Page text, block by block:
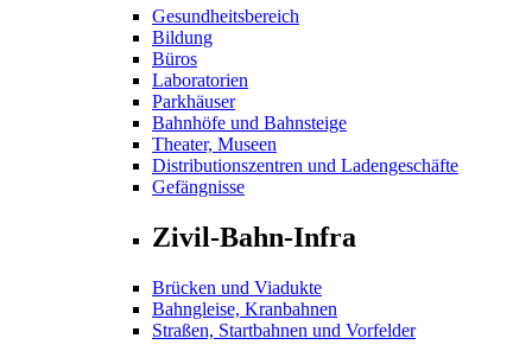
Gesundheitsbereich
Bildung
Büros
Laboratorien
Parkhäuser
Bahnhöfe und Bahnsteige
Theater, Museen
Distributionszentren und Ladengeschäfte
Gefängnisse
Zivil-Bahn-Infra
Brücken und Viadukte
Bahngleise, Kranbahnen
Straßen, Startbahnen und Vorfelder